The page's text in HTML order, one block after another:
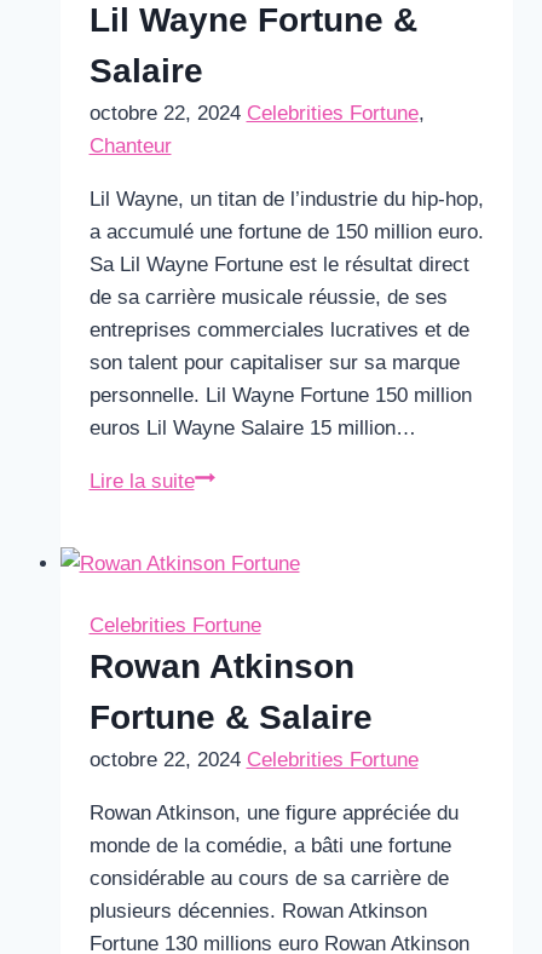
Lil Wayne Fortune &
Salaire
octobre 22, 2024 Celebrities Fortune,
Chanteur
Lil Wayne, un titan de l’industrie du hip-hop,
a accumulé une fortune de 150 million euro.
Sa Lil Wayne Fortune est le résultat direct
de sa carrière musicale réussie, de ses
entreprises commerciales lucratives et de
son talent pour capitaliser sur sa marque
personnelle. Lil Wayne Fortune 150 million
euros Lil Wayne Salaire 15 million…
Lire la suiteLil
&
Celebrities Fortune
Rowan Atkinson
Fortune & Salaire
octobre 22, 2024 Celebrities Fortune
Rowan Atkinson, une figure appréciée du
monde de la comédie, a bâti une fortune
considérable au cours de sa carrière de
plusieurs décennies. Rowan Atkinson
Fortune 130 millions euro Rowan Atkinson